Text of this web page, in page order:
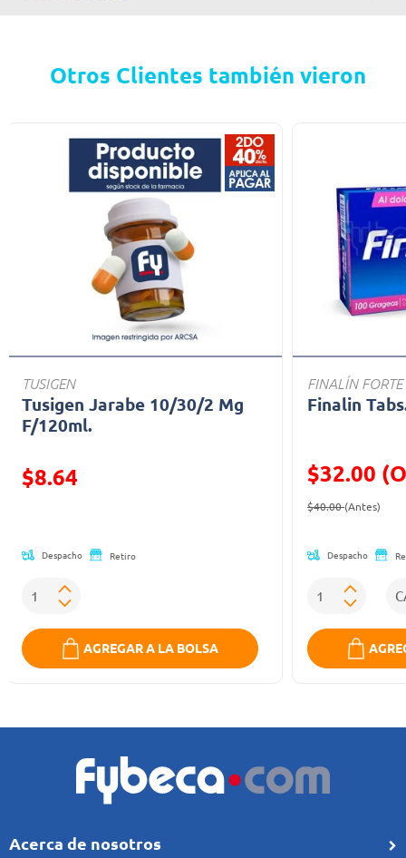
Otros Clientes también vieron
TUSIGEN
Tusigen Jarabe 10/30/2 Mg
F/120ml.
Precio reducido de
$8.64
Despacho Retiro
AGREGAR A LA BOLSA
FINALÍN FORTE
Finalin
$32.00
Precio
$40.00(Antes)
Despacho
Acerca de nosotros